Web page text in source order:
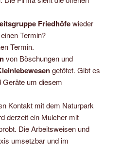
Friedhöfewieder
Termin?
Termin.
von Böschungen und
getötet. Gibt es
Geräte um diesem
Kontakt mit dem Naturpark
derzeit ein Mulcher mit
Die Arbeitsweisen und
umsetzbar und im